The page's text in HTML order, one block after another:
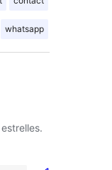
whatsapp